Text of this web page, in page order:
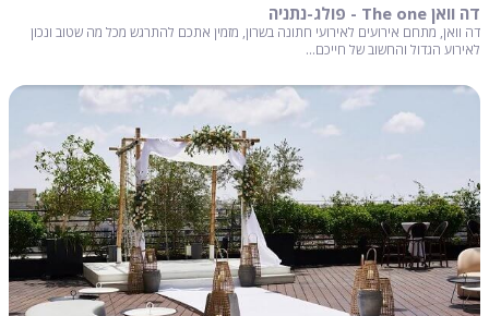
דה וואן The one - פולג-נתניה
דה וואן, מתחם אירועים לאירועי חתונה בשרון, מזמין אתכם להתרגש מכל מה שטוב ונכון
לאירוע הגדול והחשוב של חייכם...